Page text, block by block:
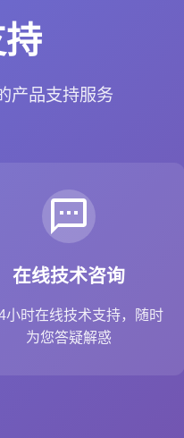
产品支持服务
在线技术咨询
小时在线技术支持，随时
为您答疑解惑